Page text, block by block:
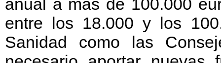
anual a más de 100.000
entre los 18.000 y los
Sanidad como las